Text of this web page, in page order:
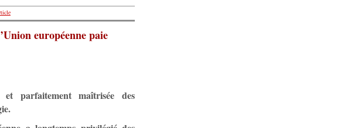
européenne paie
parfaitement maîtrisée des